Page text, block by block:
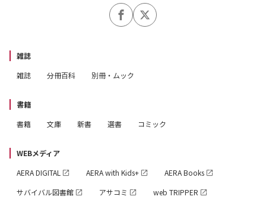
雑誌
雑誌
分冊百科 別冊・ムック
書籍
書籍
文庫 新書 選書 コミック
WEBメディア
AERA DIGITAL
AERA with Kids+
AERA Books
サバイバル図書館
アサコミ
web TRIPPER